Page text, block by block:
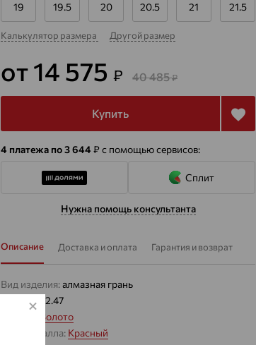
19 19.5 20 20.5 21 21.5
Калькулятор размера Другой размер
от 14 575 ₽ 40 485₽
Купить
4 платежа по 3 644 ₽с помощью сервисов:
Сплит
Нужна помощь консультанта
Описание Доставка и оплата Гарантия и возврат
Вид изделия:алмазная грань
1.5 — 2.47
Золото
Цвет металла: Красный